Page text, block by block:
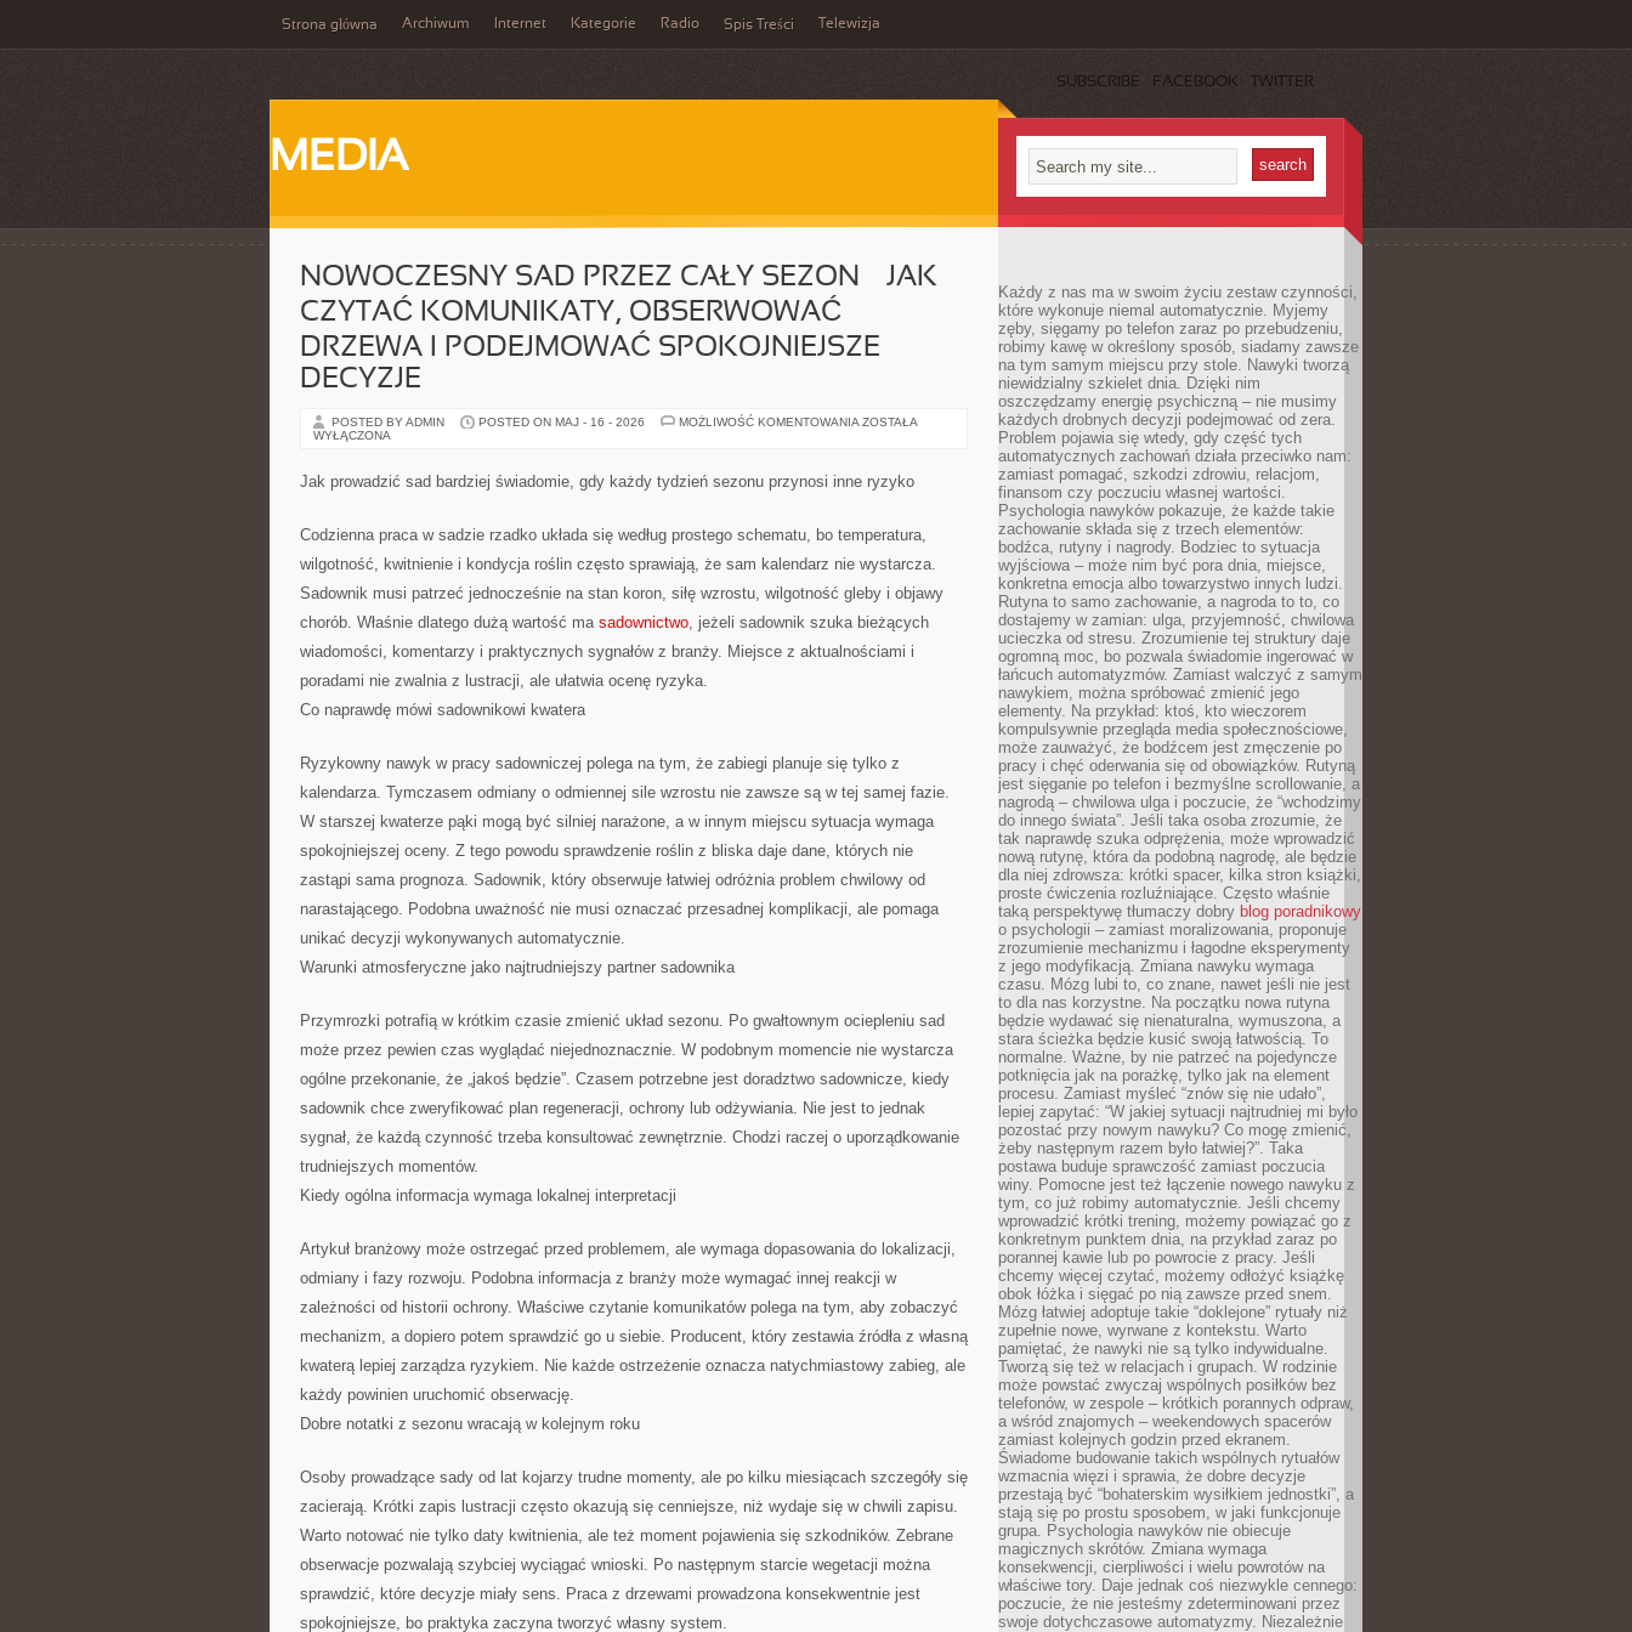
Strona główna Archiwum Internet Kategorie Radio Spis Treści Telewizja
SUBSCRIBE FACEBOOK TWITTER
MEDIA
NOWOCZESNY SAD PRZEZ CAŁY SEZON — JAK
CZYTAĆ KOMUNIKATY, OBSERWOWAĆ
DRZEWA I PODEJMOWAĆ SPOKOJNIEJSZE
DECYZJE
POSTED BY ADMIN POSTED ON MAJ - 16 - 2026 MOŻLIWOŚĆ KOMENTOWANIA NOWOCZESNY
SEZON
—
KOMUNIKATY,
OBSERWOWAĆ
I
SPOKOJNIEJSZE
ZOSTAŁA
WYŁĄCZONA
Jak prowadzić sad bardziej świadomie, gdy każdy tydzień sezonu przynosi inne ryzyko
Codzienna praca w sadzie rzadko układa się według prostego schematu, bo temperatura,
wilgotność, kwitnienie i kondycja roślin często sprawiają, że sam kalendarz nie wystarcza.
Sadownik musi patrzeć jednocześnie na stan koron, siłę wzrostu, wilgotność gleby i objawy
chorób. Właśnie dlatego dużą wartość ma sadownictwo, jeżeli sadownik szuka bieżących
wiadomości, komentarzy i praktycznych sygnałów z branży. Miejsce z aktualnościami i
poradami nie zwalnia z lustracji, ale ułatwia ocenę ryzyka.
Co naprawdę mówi sadownikowi kwatera
Ryzykowny nawyk w pracy sadowniczej polega na tym, że zabiegi planuje się tylko z
kalendarza. Tymczasem odmiany o odmiennej sile wzrostu nie zawsze są w tej samej fazie.
W starszej kwaterze pąki mogą być silniej narażone, a w innym miejscu sytuacja wymaga
spokojniejszej oceny. Z tego powodu sprawdzenie roślin z bliska daje dane, których nie
zastąpi sama prognoza. Sadownik, który obserwuje łatwiej odróżnia problem chwilowy od
narastającego. Podobna uważność nie musi oznaczać przesadnej komplikacji, ale pomaga
unikać decyzji wykonywanych automatycznie.
Warunki atmosferyczne jako najtrudniejszy partner sadownika
Przymrozki potrafią w krótkim czasie zmienić układ sezonu. Po gwałtownym ociepleniu sad
może przez pewien czas wyglądać niejednoznacznie. W podobnym momencie nie wystarcza
ogólne przekonanie, że „jakoś będzie”. Czasem potrzebne jest doradztwo sadownicze, kiedy
sadownik chce zweryfikować plan regeneracji, ochrony lub odżywiania. Nie jest to jednak
sygnał, że każdą czynność trzeba konsultować zewnętrznie. Chodzi raczej o uporządkowanie
trudniejszych momentów.
Kiedy ogólna informacja wymaga lokalnej interpretacji
Artykuł branżowy może ostrzegać przed problemem, ale wymaga dopasowania do lokalizacji,
odmiany i fazy rozwoju. Podobna informacja z branży może wymagać innej reakcji w
zależności od historii ochrony. Właściwe czytanie komunikatów polega na tym, aby zobaczyć
mechanizm, a dopiero potem sprawdzić go u siebie. Producent, który zestawia źródła z własną
kwaterą lepiej zarządza ryzykiem. Nie każde ostrzeżenie oznacza natychmiastowy zabieg, ale
każdy powinien uruchomić obserwację.
Dobre notatki z sezonu wracają w kolejnym roku
Osoby prowadzące sady od lat kojarzy trudne momenty, ale po kilku miesiącach szczegóły się
zacierają. Krótki zapis lustracji często okazują się cenniejsze, niż wydaje się w chwili zapisu.
Warto notować nie tylko daty kwitnienia, ale też moment pojawienia się szkodników. Zebrane
obserwacje pozwalają szybciej wyciągać wnioski. Po następnym starcie wegetacji można
sprawdzić, które decyzje miały sens. Praca z drzewami prowadzona konsekwentnie jest
spokojniejsze, bo praktyka zaczyna tworzyć własny system.
Każdy z nas ma w swoim życiu zestaw czynności,
które wykonuje niemal automatycznie. Myjemy
zęby, sięgamy po telefon zaraz po przebudzeniu,
robimy kawę w określony sposób, siadamy zawsze
na tym samym miejscu przy stole. Nawyki tworzą
niewidzialny szkielet dnia. Dzięki nim
oszczędzamy energię psychiczną – nie musimy
każdych drobnych decyzji podejmować od zera.
Problem pojawia się wtedy, gdy część tych
automatycznych zachowań działa przeciwko nam:
zamiast pomagać, szkodzi zdrowiu, relacjom,
finansom czy poczuciu własnej wartości.
Psychologia nawyków pokazuje, że każde takie
zachowanie składa się z trzech elementów:
bodźca, rutyny i nagrody. Bodziec to sytuacja
wyjściowa – może nim być pora dnia, miejsce,
konkretna emocja albo towarzystwo innych ludzi.
Rutyna to samo zachowanie, a nagroda to to, co
dostajemy w zamian: ulga, przyjemność, chwilowa
ucieczka od stresu. Zrozumienie tej struktury daje
ogromną moc, bo pozwala świadomie ingerować w
łańcuch automatyzmów. Zamiast walczyć z samym
nawykiem, można spróbować zmienić jego
elementy. Na przykład: ktoś, kto wieczorem
kompulsywnie przegląda media społecznościowe,
może zauważyć, że bodźcem jest zmęczenie po
pracy i chęć oderwania się od obowiązków. Rutyną
jest sięganie po telefon i bezmyślne scrollowanie, a
nagrodą – chwilowa ulga i poczucie, że “wchodzimy
do innego świata”. Jeśli taka osoba zrozumie, że
tak naprawdę szuka odprężenia, może wprowadzić
nową rutynę, która da podobną nagrodę, ale będzie
dla niej zdrowsza: krótki spacer, kilka stron książki,
proste ćwiczenia rozluźniające. Często właśnie
taką perspektywę tłumaczy dobry blog poradnikowy
o psychologii – zamiast moralizowania, proponuje
zrozumienie mechanizmu i łagodne eksperymenty
z jego modyfikacją. Zmiana nawyku wymaga
czasu. Mózg lubi to, co znane, nawet jeśli nie jest
to dla nas korzystne. Na początku nowa rutyna
będzie wydawać się nienaturalna, wymuszona, a
stara ścieżka będzie kusić swoją łatwością. To
normalne. Ważne, by nie patrzeć na pojedyncze
potknięcia jak na porażkę, tylko jak na element
procesu. Zamiast myśleć “znów się nie udało”,
lepiej zapytać: “W jakiej sytuacji najtrudniej mi było
pozostać przy nowym nawyku? Co mogę zmienić,
żeby następnym razem było łatwiej?”. Taka
postawa buduje sprawczość zamiast poczucia
winy. Pomocne jest też łączenie nowego nawyku z
tym, co już robimy automatycznie. Jeśli chcemy
wprowadzić krótki trening, możemy powiązać go z
konkretnym punktem dnia, na przykład zaraz po
porannej kawie lub po powrocie z pracy. Jeśli
chcemy więcej czytać, możemy odłożyć książkę
obok łóżka i sięgać po nią zawsze przed snem.
Mózg łatwiej adoptuje takie “doklejone” rytuały niż
zupełnie nowe, wyrwane z kontekstu. Warto
pamiętać, że nawyki nie są tylko indywidualne.
Tworzą się też w relacjach i grupach. W rodzinie
może powstać zwyczaj wspólnych posiłków bez
telefonów, w zespole – krótkich porannych odpraw,
a wśród znajomych – weekendowych spacerów
zamiast kolejnych godzin przed ekranem.
Świadome budowanie takich wspólnych rytuałów
wzmacnia więzi i sprawia, że dobre decyzje
przestają być “bohaterskim wysiłkiem jednostki”, a
stają się po prostu sposobem, w jaki funkcjonuje
grupa. Psychologia nawyków nie obiecuje
magicznych skrótów. Zmiana wymaga
konsekwencji, cierpliwości i wielu powrotów na
właściwe tory. Daje jednak coś niezwykle cennego:
poczucie, że nie jesteśmy zdeterminowani przez
swoje dotychczasowe automatyzmy. Niezależnie